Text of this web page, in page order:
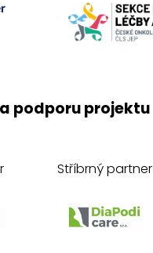
podporu projektu
Stříbrný partner